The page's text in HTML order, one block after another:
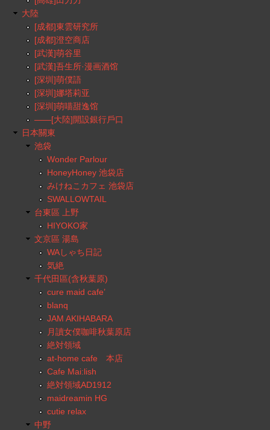
大陸
[成都]東雲研究所
[成都]澄空商店
[武漢]萌谷里
[武漢]吾生所·漫画酒馆
[深圳]萌僕語
[深圳]娜塔莉亚
[深圳]萌喵甜逸馆
——[大陸]開設銀行戶口
日本關東
池袋
Wonder Parlour
HoneyHoney 池袋店
みけねこカフェ 池袋店
SWALLOWTAIL
台東區 上野
HIYOKO家
文京區 湯島
WAしゃち日記
気絶
千代田區(含秋葉原)
cure maid cafe’
blanq
JAM AKIHABARA
月讀女僕咖啡秋葉原店
絶対領域
at-home cafe 本店
Cafe Mai:lish
絶対領域AD1912
maidreamin HG
cutie relax
中野